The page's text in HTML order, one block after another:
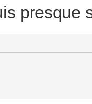
presque